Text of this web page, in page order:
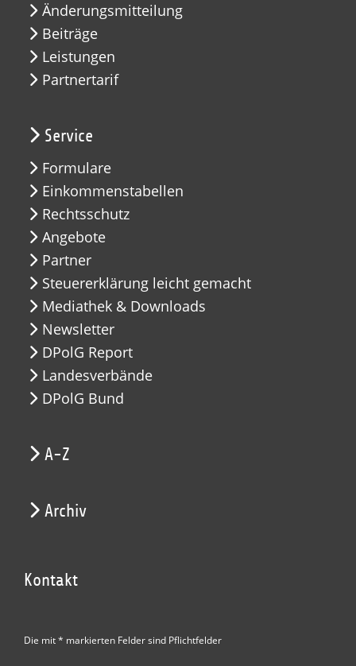
Änderungsmitteilung
Beiträge
Leistungen
Partnertarif
Service
Formulare
Einkommenstabellen
Rechtsschutz
Angebote
Partner
Steuererklärung leicht gemacht
Mediathek & Downloads
Newsletter
DPolG Report
Landesverbände
DPolG Bund
A-Z
Archiv
Kontakt
Die mit * markierten Felder sind Pflichtfelder